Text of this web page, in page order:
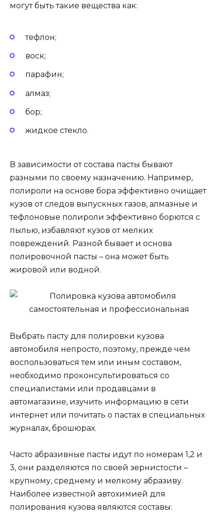
могут быть такие вещества как:
тефлон;
воск;
парафин;
алмаз;
бор;
жидкое стекло.
В зависимости от состава пасты бывают
разными по своему назначению. Например,
полироли на основе бора эффективно очищает
кузов от следов выпускных газов, алмазные и
тефлоновые полироли эффективно борются с
пылью, избавляют кузов от мелких
повреждений. Разной бывает и основа
полировочной пасты – она может быть
жировой или водной.
Выбрать пасту для полировки кузова
автомобиля непросто, поэтому, прежде чем
воспользоваться тем или иным составом,
необходимо проконсультироваться со
специалистами или продавцами в
автомагазине, изучить информацию в сети
интернет или почитать о пастах в специальных
журналах, брошюрах.
Часто абразивные пасты идут по номерам 1,2 и
3, они разделяются по своей зернистости –
крупному, среднему и мелкому абразиву.
Наиболее известной автохимией для
полирования кузова являются составы: